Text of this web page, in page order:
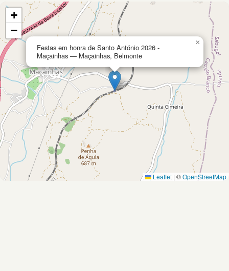
Festas em honra de Santo António 2026 -
Maçainhas — Maçainhas, Belmonte
×
+
−
Leaflet | ©OpenStreetMap